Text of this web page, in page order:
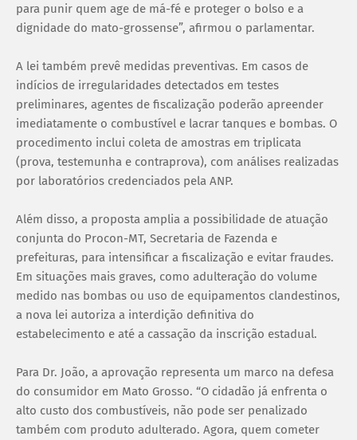
para punir quem age de má-fé e proteger o bolso e a
dignidade do mato-grossense”, afirmou o parlamentar.
A lei também prevê medidas preventivas. Em casos de
indícios de irregularidades detectados em testes
preliminares, agentes de fiscalização poderão apreender
imediatamente o combustível e lacrar tanques e bombas. O
procedimento inclui coleta de amostras em triplicata
(prova, testemunha e contraprova), com análises realizadas
por laboratórios credenciados pela ANP.
Além disso, a proposta amplia a possibilidade de atuação
conjunta do Procon-MT, Secretaria de Fazenda e
prefeituras, para intensificar a fiscalização e evitar fraudes.
Em situações mais graves, como adulteração do volume
medido nas bombas ou uso de equipamentos clandestinos,
a nova lei autoriza a interdição definitiva do
estabelecimento e até a cassação da inscrição estadual.
Para Dr. João, a aprovação representa um marco na defesa
do consumidor em Mato Grosso. “O cidadão já enfrenta o
alto custo dos combustíveis, não pode ser penalizado
também com produto adulterado. Agora, quem cometer